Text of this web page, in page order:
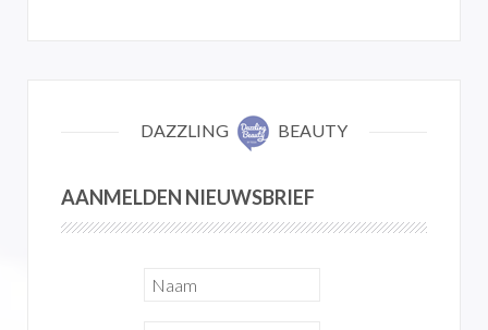
DAZZLING BEAUTY
AANMELDEN NIEUWSBRIEF